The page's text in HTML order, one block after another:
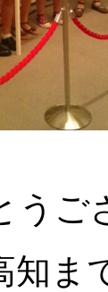
うご
知ま